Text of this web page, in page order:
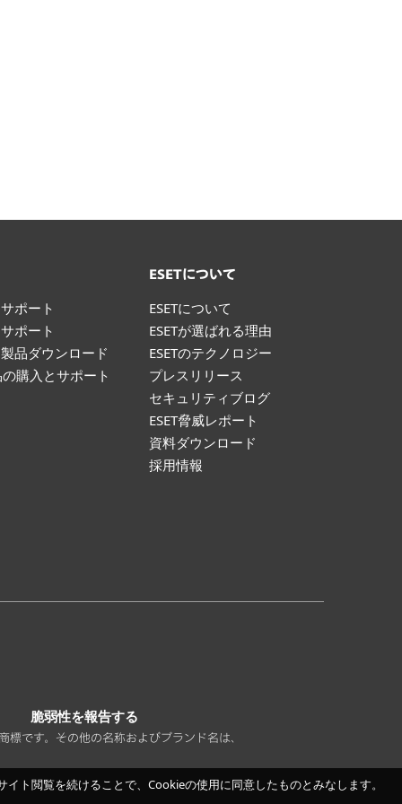
ポート
ポート
品ダウンロード
の購入とサポート
ESETについて
ESETについて
ESETが選ばれる理由
ESETのテクノロジー
プレスリリース
セキュリティブログ
ESET脅威レポート
資料ダウンロード
採用情報
脆弱性を報告する
です。その他の名称およびブランド名は、
ト閲覧を続けることで、Cookieの使用に同意したものとみなします。